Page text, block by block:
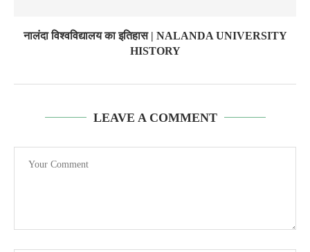
नालंदा विश्वविद्यालय का इतिहास | NALANDA UNIVERSITY
HISTORY
LEAVE A COMMENT